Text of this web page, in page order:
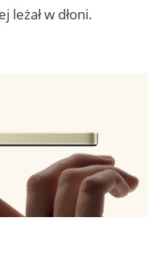
leżał w dłoni.